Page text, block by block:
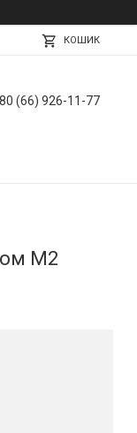
КОШИК
(66) 926-11-77
М2